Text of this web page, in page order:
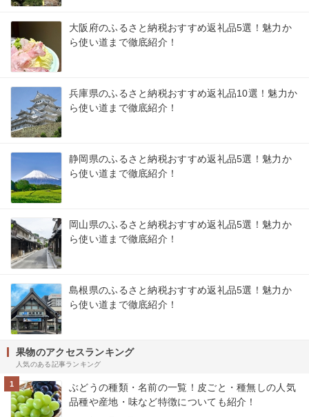
大阪府のふるさと納税おすすめ返礼品5選！魅力か
ら使い道まで徹底紹介！
兵庫県のふるさと納税おすすめ返礼品10選！魅力か
ら使い道まで徹底紹介！
静岡県のふるさと納税おすすめ返礼品5選！魅力か
ら使い道まで徹底紹介！
岡山県のふるさと納税おすすめ返礼品5選！魅力か
ら使い道まで徹底紹介！
島根県のふるさと納税おすすめ返礼品5選！魅力か
ら使い道まで徹底紹介！
果物のアクセスランキング
人気のある記事ランキング
1
ぶどうの種類・名前の一覧！皮ごと・種無しの人気
品種や産地・味など特徴についても紹介！